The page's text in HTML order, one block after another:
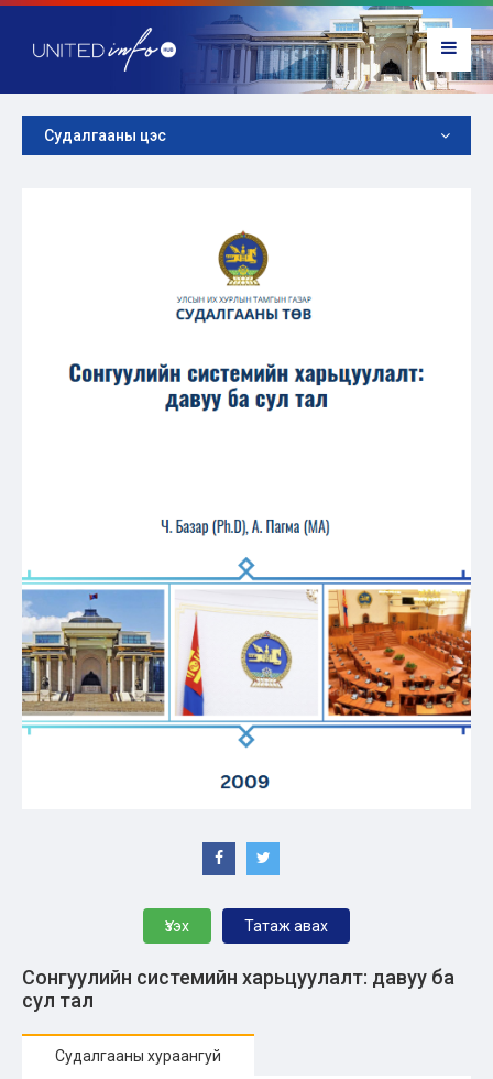
Судалгааны цэс
Үзэх Татаж авах
Сонгуулийн системийн харьцуулалт: давуу ба
сул тал
Судалгааны хураангуй